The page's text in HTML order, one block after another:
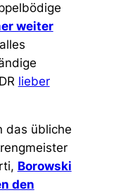
weiter
lieber
das übliche
Borowski
den